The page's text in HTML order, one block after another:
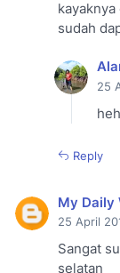
sudah
25
Reply
My Daily
25 April
Sangat
selatan